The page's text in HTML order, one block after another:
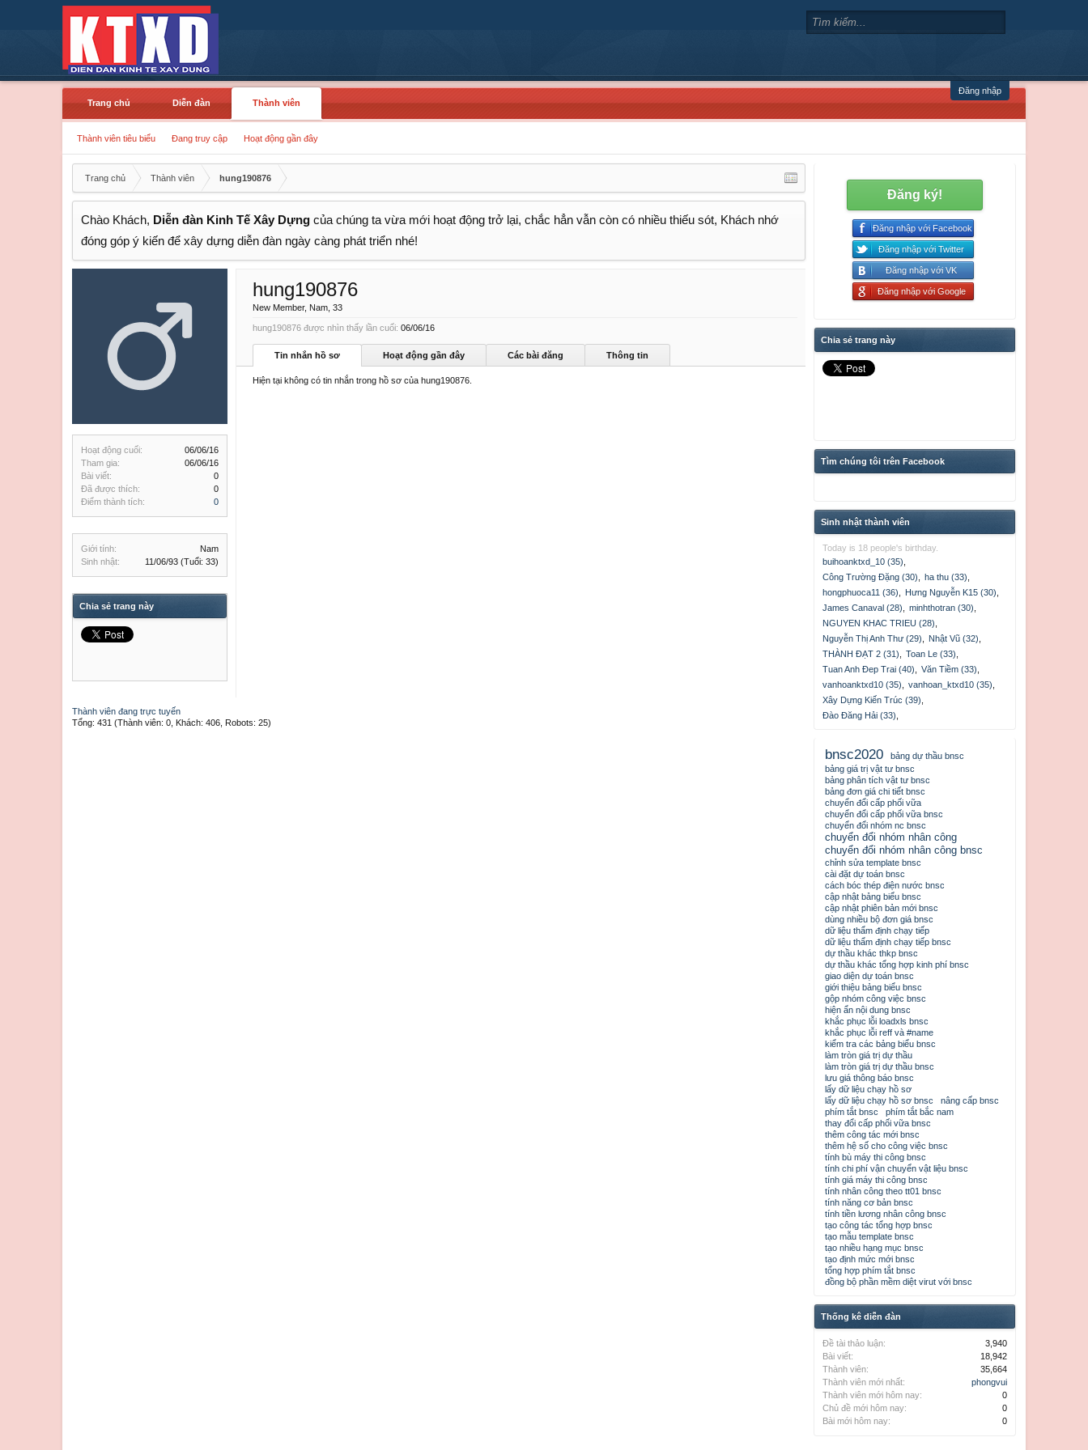
Đăng nhập
Trang chủ
Diễn đàn Thành viên
Thành viên tiêu biểu Đang truy cập Hoạt động gần đây
Trang chủ Thành viên hung190876
Chào Khách, Diễn đàn Kinh Tế Xây Dựng của chúng ta vừa mới hoạt động trở lại, chắc hẳn vẫn còn có nhiều thiếu sót, Khách nhớ
đóng góp ý kiến để xây dựng diễn đàn ngày càng phát triển nhé!
Hoạt động cuối:
06/06/16
Tham gia:
06/06/16
Bài viết:
0
Đã được thích:
0
Điểm thành tích:
0
Giới tính:
Nam
Sinh nhật:
11/06/93 (Tuổi: 33)
Chia sẻ trang này
hung190876
New Member, Nam, 33
hung190876 được nhìn thấy lần cuối: 06/06/16
Tin nhắn hồ sơ Hoạt động gần đây Các bài đăng Thông tin
Hiện tại không có tin nhắn trong hồ sơ của hung190876.
Thành viên đang trực tuyến
Tổng: 431 (Thành viên: 0, Khách: 406, Robots: 25)
Đăng ký!
Đăng nhập với Facebook
Đăng nhập với Twitter
Đăng nhập với VK
Đăng nhập với Google
Chia sẻ trang này
Tìm chúng tôi trên Facebook
Sinh nhật thành viên
Today is 18 people's birthday.
buihoanktxd_10 (35)
Công Trường Đặng (30)
ha thu (33)
hongphuoca11 (36)
Hưng Nguyễn K15 (30)
James Canaval (28)
minhthotran (30)
NGUYEN KHAC TRIEU (28)
Nguyễn Thị Anh Thư (29)
Nhật Vũ (32)
THÀNH ĐẠT 2 (31)
Toan Le (33)
Tuan Anh Đep Trai (40)
Văn Tiềm (33)
vanhoanktxd10 (35)
vanhoan_ktxd10 (35)
Xây Dựng Kiến Trúc (39)
Đào Đăng Hải (33)
bnsc2020
bảng dự thầu bnsc
bảng giá trị vật tư bnsc
bảng phân tích vật tư bnsc
bảng đơn giá chi tiết bnsc
chuyển đổi cấp phối vữa
chuyển đổi cấp phối vữa bnsc
chuyển đổi nhóm nc bnsc
chuyển đổi nhóm nhân công
chuyển đổi nhóm nhân công bnsc
chỉnh sửa template bnsc
cài đặt dự toán bnsc
cách bóc thép điện nước bnsc
cập nhật bảng biểu bnsc
cập nhật phiên bản mới bnsc
dùng nhiều bộ đơn giá bnsc
dữ liệu thẩm định chạy tiếp
dữ liệu thẩm định chạy tiếp bnsc
dự thầu khác thkp bnsc
dự thầu khác tổng hợp kinh phí bnsc
giao diện dự toán bnsc
giới thiệu bảng biểu bnsc
gộp nhóm công việc bnsc
hiện ẩn nội dung bnsc
khắc phục lỗi loadxls bnsc
khắc phục lỗi reff và #name
kiểm tra các bảng biểu bnsc
làm tròn giá trị dự thầu
làm tròn giá trị dự thầu bnsc
lưu giá thông báo bnsc
lấy dữ liệu chạy hồ sơ
lấy dữ liệu chạy hồ sơ bnsc
nâng cấp bnsc
phím tắt bnsc
phím tắt bắc nam
thay đổi cấp phối vữa bnsc
thêm công tác mới bnsc
thêm hệ số cho công việc bnsc
tính bù máy thi công bnsc
tính chi phí vận chuyển vật liệu bnsc
tính giá máy thi công bnsc
tính nhân công theo tt01 bnsc
tính năng cơ bản bnsc
tính tiền lương nhân công bnsc
tạo công tác tổng hợp bnsc
tạo mẫu template bnsc
tạo nhiều hạng mục bnsc
tạo định mức mới bnsc
tổng hợp phím tắt bnsc
đồng bộ phần mềm diệt virut với bnsc
Thống kê diễn đàn
Đề tài thảo luận:
3,940
Bài viết:
18,942
Thành viên:
35,664
Thành viên mới nhất:
phongvui
Thành viên mới hôm nay:
0
Chủ đề mới hôm nay:
0
Bài mới hôm nay:
0